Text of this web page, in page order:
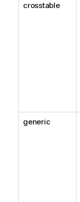
crosstable
generic